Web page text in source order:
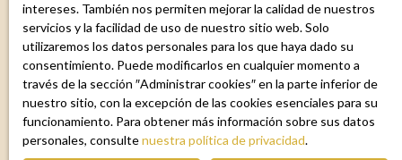
Ambición compartida
Participe en el crecimiento de una agencia joven y
ambiciosa, con una verdadera visión a largo plazo en
el mercado de la Riviera Francesa.
intereses. También nos permiten mejorar la calidad de nuestros
servicios y la facilidad de uso de nuestro sitio web. Solo
utilizaremos los datos personales para los que haya dado su
consentimiento. Puede modificarlos en cualquier momento a
través de la sección ″Administrar cookies″ en la parte inferior de
nuestro sitio, con la excepción de las cookies esenciales para su
funcionamiento. Para obtener más información sobre sus datos
personales, consultenuestra política de privacidad.